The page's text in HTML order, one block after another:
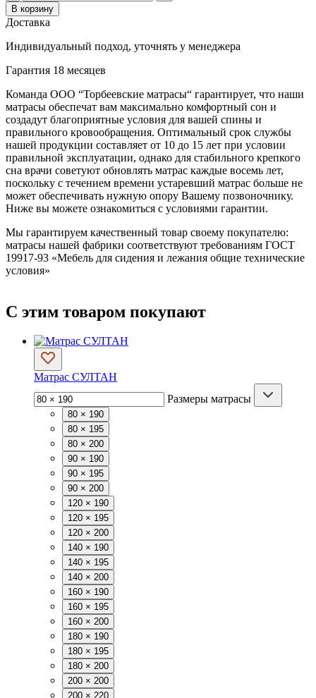
В корзину
Доставка
Индивидуальный подход, уточнять у менеджера
Гарантия 18 месяцев
Команда ООО “Торбеевские матрасы“ гарантирует, что наши
матрасы обеспечат вам максимально комфортный сон и
создадут благоприятные условия для вашей спины и
правильного кровообращения. Оптимальный срок службы
нашей продукции составляет от 10 до 15 лет при условии
правильной эксплуатации, однако для стабильного крепкого
сна врачи советуют обновлять матрас каждые восемь лет,
поскольку с течением времени устаревший матрас больше не
может обеспечивать нужную опору Вашему позвоночнику.
Ниже вы можете ознакомиться с условиями гарантии.
Мы гарантируем качественный товар своему покупателю:
матрасы нашей фабрики соответствуют требованиям ГОСТ
19917-93 «Мебель для сидения и лежания общие технические
условия»
С этим товаром покупают
Матрас СУЛТАН
Размеры матрасы
80 × 190
80 × 195
80 × 200
90 × 190
90 × 195
90 × 200
120 × 190
120 × 195
120 × 200
140 × 190
140 × 195
140 × 200
160 × 190
160 × 195
160 × 200
180 × 190
180 × 195
180 × 200
200 × 200
200 × 220